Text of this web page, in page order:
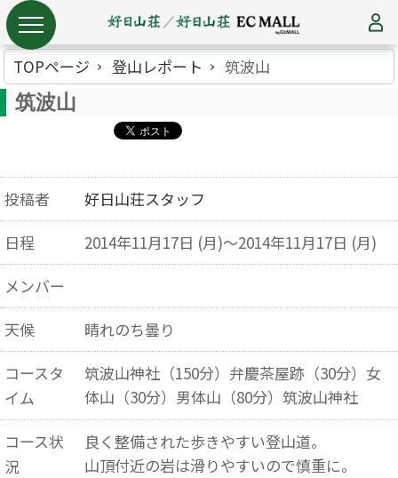
TOPページ 登山レポート 筑波山
筑波山
投稿者
好日山荘スタッフ
日程
2014年11月17日 (月)～2014年11月17日 (月)
メンバー
天候
晴れのち曇り
コースタ
イム
筑波山神社（150分）弁慶茶屋跡（30分）女
体山（30分）男体山（80分）筑波山神社
コース状
況
良く整備された歩きやすい登山道。
山頂付近の岩は滑りやすいので慎重に。